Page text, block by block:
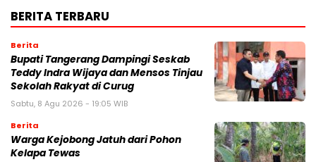
BERITA TERBARU
Berita
Bupati Tangerang Dampingi Seskab
Teddy Indra Wijaya dan Mensos Tinjau
Sekolah Rakyat di Curug
Sabtu, 8 Agu 2026 - 19:05 WIB
Berita
Warga Kejobong Jatuh dari Pohon
Kelapa Tewas